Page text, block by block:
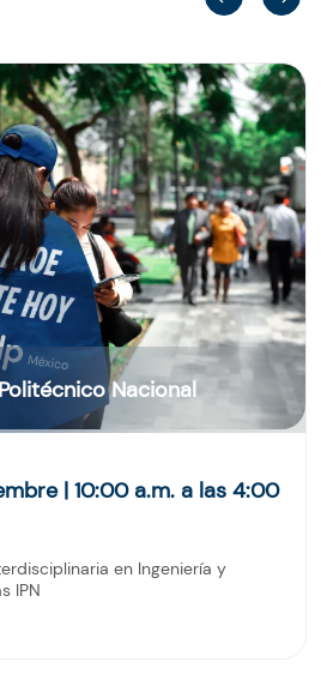
Nacional
| 10:00 a.m. a las 4:00
en Ingeniería y
IPN